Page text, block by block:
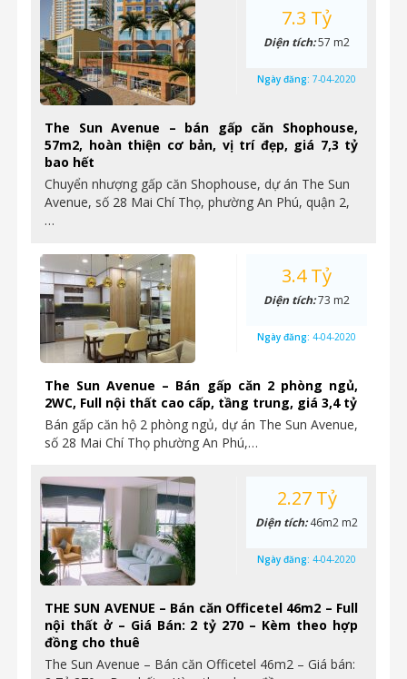
The Sun Avenue – bán gấp căn Shophouse,
57m2, hoàn thiện cơ bản, vị trí đẹp, giá 7,3 tỷ
bao hết
Chuyển nhượng gấp căn Shophouse, dự án The Sun
Avenue, số 28 Mai Chí Thọ, phường An Phú, quận 2,
…
7.3 Tỷ
Diện tích:57 m2
Ngày đăng: 7-04-2020
The Sun Avenue – Bán gấp căn 2 phòng ngủ,
2WC, Full nội thất cao cấp, tầng trung, giá 3,4 tỷ
Bán gấp căn hộ 2 phòng ngủ, dự án The Sun Avenue,
số 28 Mai Chí Thọ phường An Phú,…
3.4 Tỷ
Diện tích:73 m2
Ngày đăng: 4-04-2020
THE SUN AVENUE – Bán căn Officetel 46m2 – Full
nội thất ở – Giá Bán: 2 tỷ 270 – Kèm theo hợp
đồng cho thuê
The Sun Avenue – Bán căn Officetel 46m2 – Giá bán:
2.27 Tỷ
Diện tích:46m2 m2
Ngày đăng: 4-04-2020